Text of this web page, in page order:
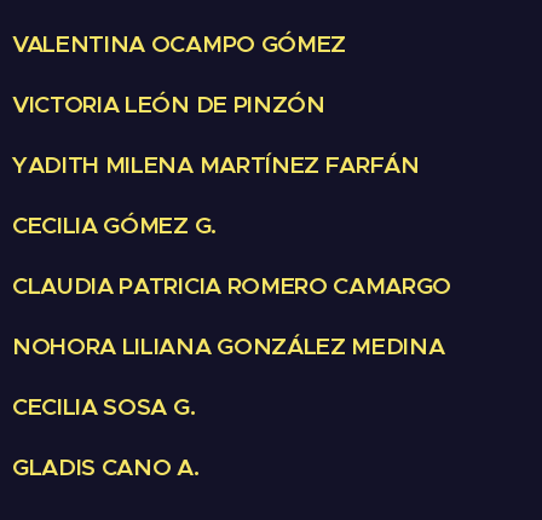
VALENTINA OCAMPO GÓMEZ
VICTORIA LEÓN DE PINZÓN
YADITH MILENA MARTÍNEZ FARFÁN
CECILIA GÓMEZ G.
CLAUDIA PATRICIA ROMERO CAMARGO
NOHORA LILIANA GONZÁLEZ MEDINA
CECILIA SOSA G.
GLADIS CANO A.